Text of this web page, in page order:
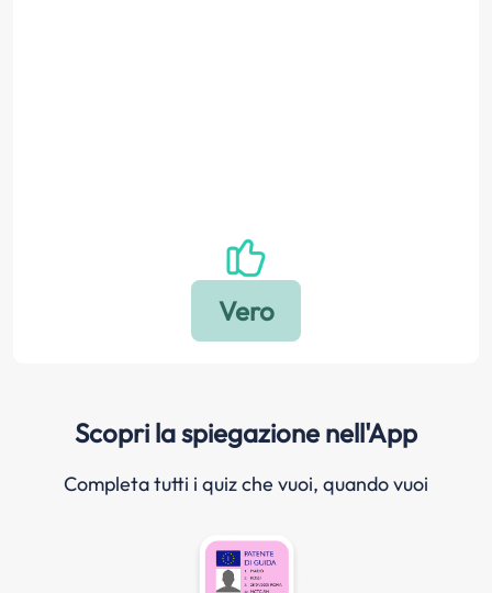
Scopri la spiegazione nell'App
Completa tutti i quiz che vuoi, quando vuoi